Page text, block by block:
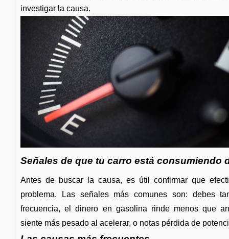
investigar la causa.
Señales de que tu carro está consumiendo
Antes de buscar la causa, es útil confirmar que
problema. Las señales más comunes son: debes
frecuencia, el dinero en gasolina rinde menos que
siente más pesado al acelerar, o notas pérdida de